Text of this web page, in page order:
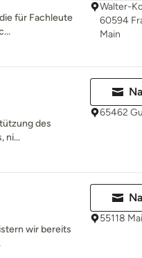
für Fachleute
Walter-
60594
Main
des
ni...
65462
wir bereits
55118